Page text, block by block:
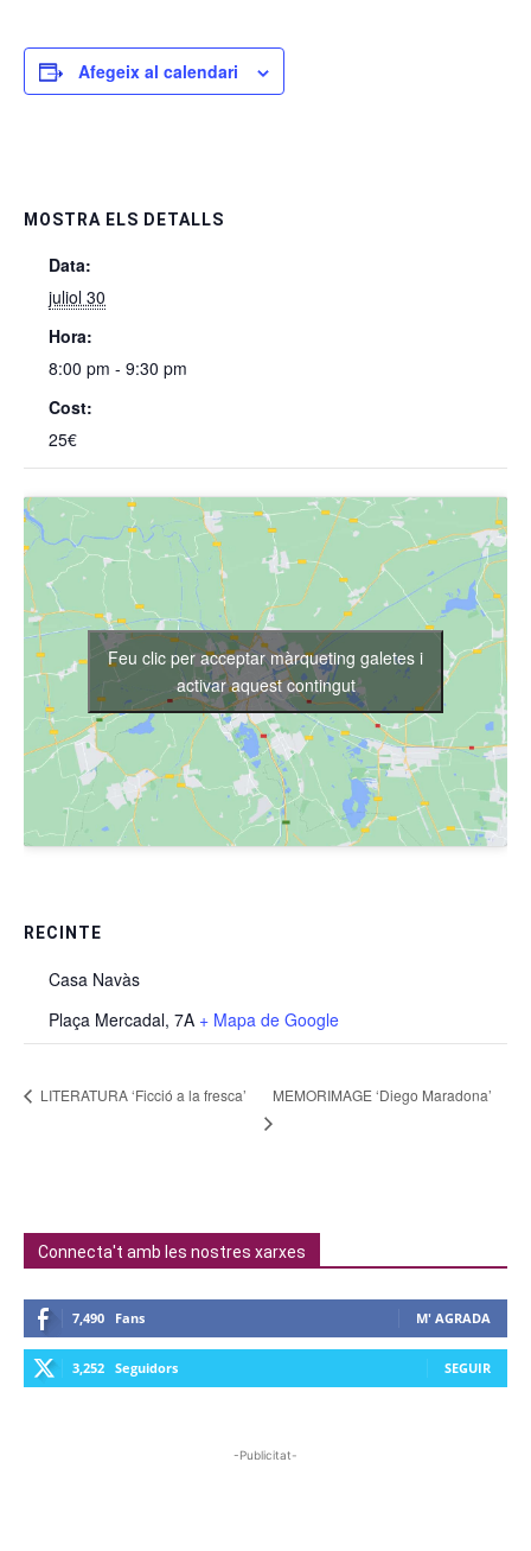
Afegeix al calendari
MOSTRA ELS DETALLS
Data:
juliol 30
Hora:
8:00 pm - 9:30 pm
Cost:
25€
RECINTE
Casa Navàs
Plaça Mercadal, 7A + Mapa de Google
Feu clic per acceptar màrqueting galetes i
activar aquest contingut
LITERATURA ‘Ficció a la fresca’ MEMORIMAGE ‘Diego Maradona’
Connecta't amb les nostres xarxes
7,490 Fans M' AGRADA
3,252 Seguidors SEGUIR
-Publicitat-